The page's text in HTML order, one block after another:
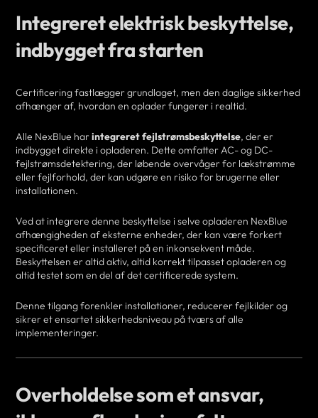
Integreret elektrisk beskyttelse,
indbygget fra starten
Certificering fastlægger grundlaget, men den daglige sikkerhed
afhænger af, hvordan en oplader fungerer i realtid.
Alle NexBlue harintegreret fejlstrømsbeskyttelse, der er
indbygget direkte i opladeren. Dette omfatter AC- og DC-
fejlstrømsdetektering, der løbende overvåger for lækstrømme
eller fejlforhold, der kan udgøre en risiko for brugerne eller
installationen.
Ved at integrere denne beskyttelse i selve opladeren NexBlue
afhængigheden af eksterne enheder, der kan være forkert
specificeret eller installeret på en inkonsekvent måde.
Beskyttelsen er altid aktiv, altid korrekt tilpasset opladeren og
altid testet som en del af det certificerede system.
Denne tilgang forenkler installationer, reducerer fejlkilder og
sikrer et ensartet sikkerhedsniveau på tværs af alle
implementeringer.
Overholdelse som et ansvar,